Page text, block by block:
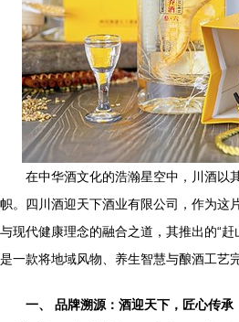
在中华酒文化的浩瀚星空中，川酒以
帜。四川酒迎天下酒业有限公司，作为这
与现代健康理念的融合之道，其推出的“
是一款将地域风物、养生智慧与酿酒工艺
一、 品牌溯源：酒迎天下，匠心传承